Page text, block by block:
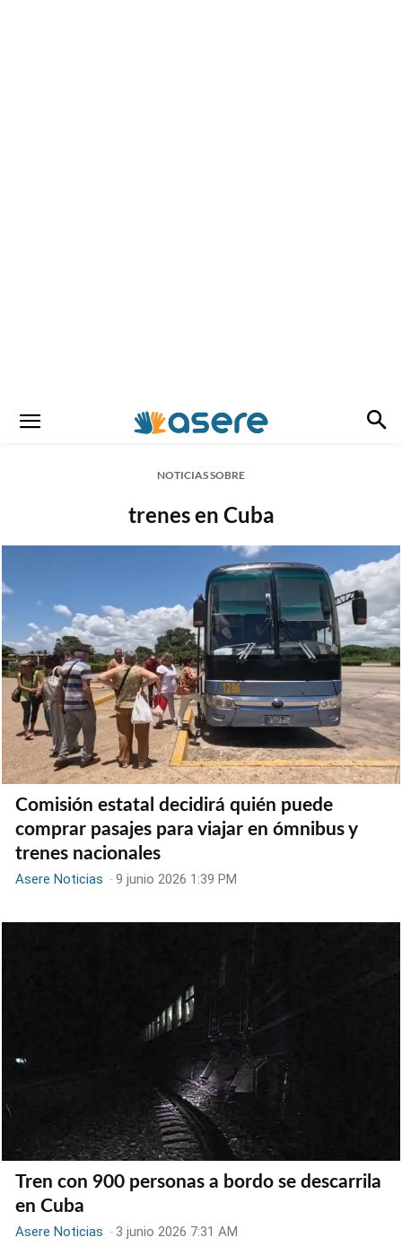
NOTICIAS SOBRE
trenes en Cuba
Comisión estatal decidirá quién puede
comprar pasajes para viajar en ómnibus y
trenes nacionales
Asere Noticias -9 junio 2026 1:39 PM
Tren con 900 personas a bordo se descarrila
en Cuba
Asere Noticias - 3 junio 2026 7:31 AM